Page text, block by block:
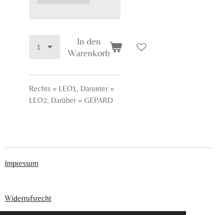
In den
Warenkorb
Rechts = LEO1, Darunter =
LEO2, Darüber = GEPARD
Impressum
Widerrufsrecht